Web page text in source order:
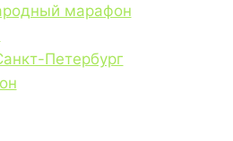
марафон
Петербург